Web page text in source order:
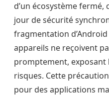
d’un écosystème fermé,
jour de sécurité
fragmentation
appareils ne reçoivent
promptement, exposant
risques. Cette
pour des applications